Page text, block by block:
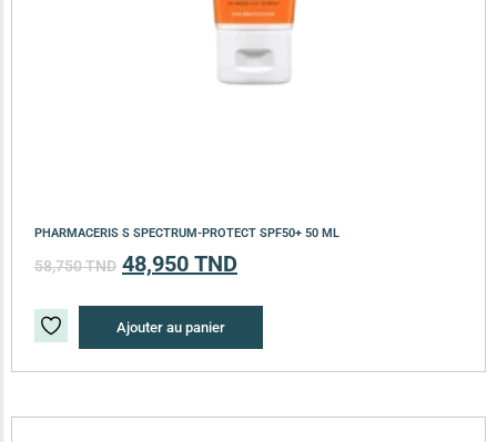
PHARMACERIS S SPECTRUM-PROTECT SPF50+ 50 ML
58,750TND 48,950 TND
Ajouter au panier